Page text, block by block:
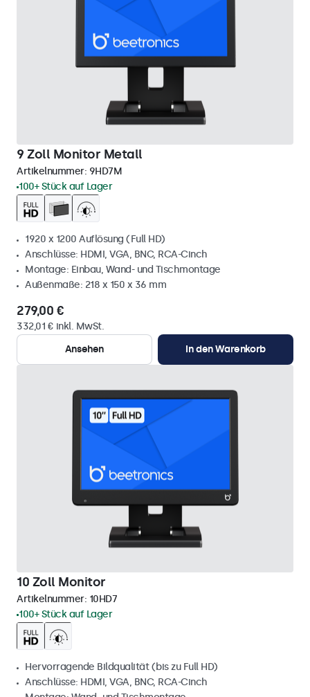
9 Zoll Monitor Metall
Artikelnummer: 9HD7M
100+ Stück auf Lager
1920 x 1200 Auflösung (Full HD)
Anschlüsse: HDMI, VGA, BNC, RCA-Cinch
Montage: Einbau, Wand- und Tischmontage
Außenmaße: 218 x 150 x 36 mm
279,00 €
332,01 € inkl. MwSt.
Ansehen
In den Warenkorb
10 Zoll Monitor
Artikelnummer: 10HD7
100+ Stück auf Lager
Hervorragende Bildqualität (bis zu Full HD)
Anschlüsse: HDMI, VGA, BNC, RCA-Cinch